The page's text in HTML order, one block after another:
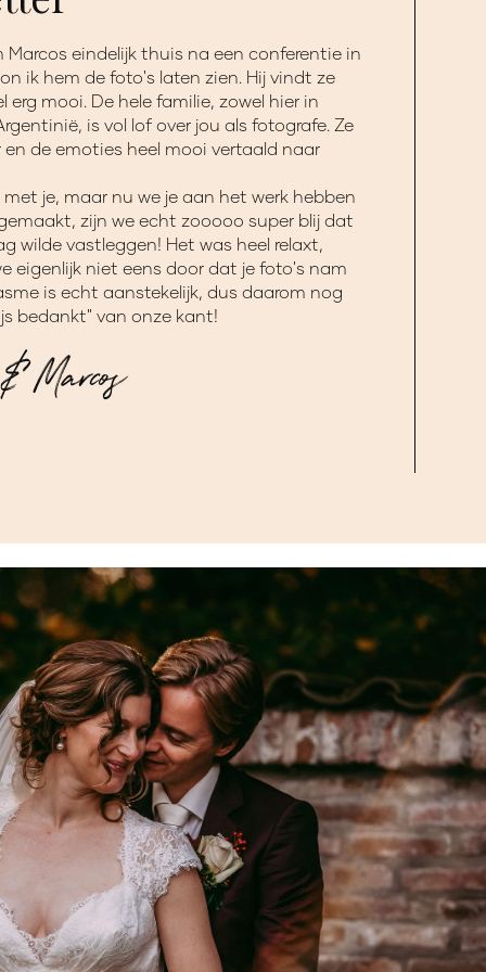
Marcos eindelijk thuis na een conferentie in
ik hem de foto's laten zien. Hij vindt ze
erg mooi. De hele familie, zowel hier in
is vol lof over jou als fotografe. Ze
en de emoties heel mooi vertaald naar
met je, maar nu we je aan het werk hebben
zijn we echt zooooo super blij dat
wilde vastleggen! Het was heel relaxt,
eigenlijk niet eens door dat je foto's nam
is echt aanstekelijk, dus daarom nog
bedankt" van onze kant!
Marcos